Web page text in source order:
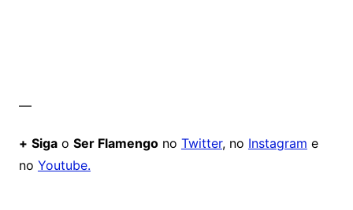
—
+ Sigao Ser Flamengono Twitter, no Instagram e
no Youtube.